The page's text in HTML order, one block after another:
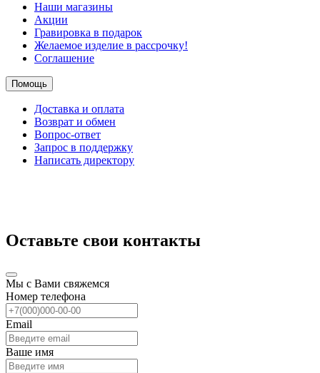
Наши магазины
Акции
Гравировка в подарок
Желаемое изделие в рассрочку!
Соглашение
Помощь
Доставка и оплата
Возврат и обмен
Вопрос-ответ
Запрос в поддержку
Написать директору
Оставьте свои контакты
Мы с Вами свяжемся
Номер телефона
Email
Ваше имя